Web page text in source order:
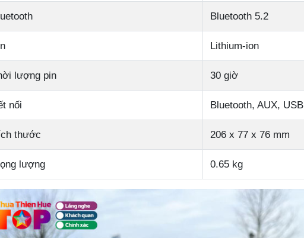
Bluetooth 5.2
Lithium-ion
lượng pin 30 giờ
nối Bluetooth, AUX, USB
thước 206 x 77 x 76 mm
lượng 0.65 kg